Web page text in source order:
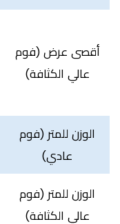
أقصى عرض (فوم
عالي الكثافة)
الوزن للمتر (فوم
عادي)
الوزن للمتر (فوم
عالي الكثافة)